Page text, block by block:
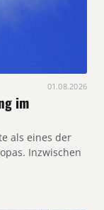
01.08.2026
im
als eines der
Inzwischen